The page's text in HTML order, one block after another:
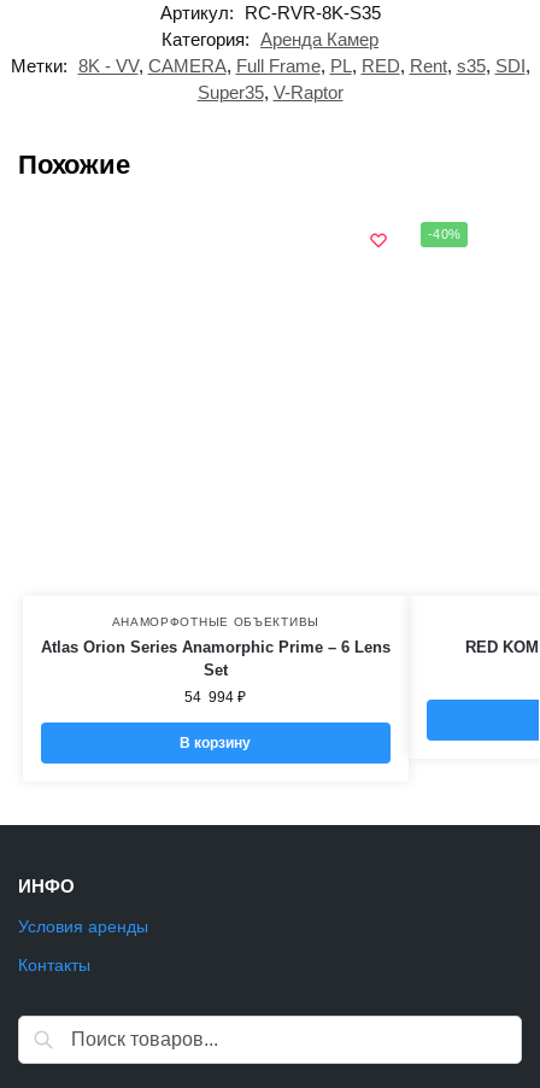
Артикул:
RС-RVR-8K-S35
Категория: Аренда Камер
Метки: 8K - VV, CAMERA, Full Frame, PL, RED, Rent, s35, SDI,
Super35, V-Raptor
Похожие
АНАМОРФОТНЫЕ ОБЪЕКТИВЫ
Atlas Orion Series Anamorphic Prime – 6 Lens
Set
54 994₽
В корзину
-40%
RED
ИНФО
Условия аренды
Контакты